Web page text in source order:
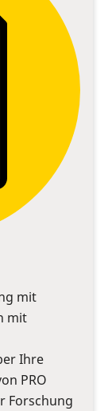
mit
mit
Ihre
PRO
Forschung